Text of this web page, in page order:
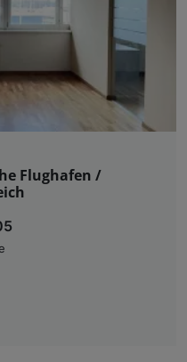
Flughafen /